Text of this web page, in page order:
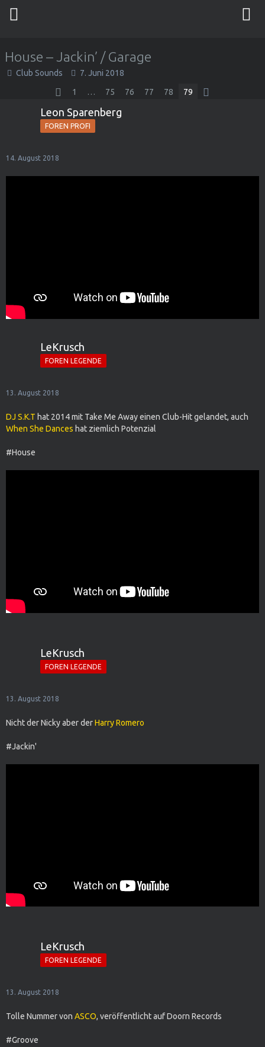
House – Jackin’ / Garage
Club Sounds
7. Juni 2018
1
… 75 76 77 78 79
Leon Sparenberg
FOREN PROFI
14. August 2018
LeKrusch
FOREN LEGENDE
13. August 2018
DJ S.K.T hat 2014 mit Take Me Away einen Club-Hit gelandet, auch
When She Dances hat ziemlich Potenzial
#House
LeKrusch
FOREN LEGENDE
13. August 2018
Nicht der Nicky aber derHarry Romero
#Jackin'
LeKrusch
FOREN LEGENDE
13. August 2018
Tolle Nummer von ASCO, veröffentlicht auf Doorn Records
#Groove